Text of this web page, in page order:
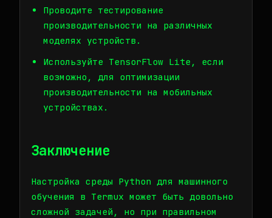
Проводите тестирование
производительности на различных
моделях устройств.
Используйте TensorFlow Lite, если
возможно, для оптимизации
производительности на мобильных
устройствах.
Заключение
Настройка среды Python для машинного
обучения в Termux может быть довольно
сложной задачей, но при правильном